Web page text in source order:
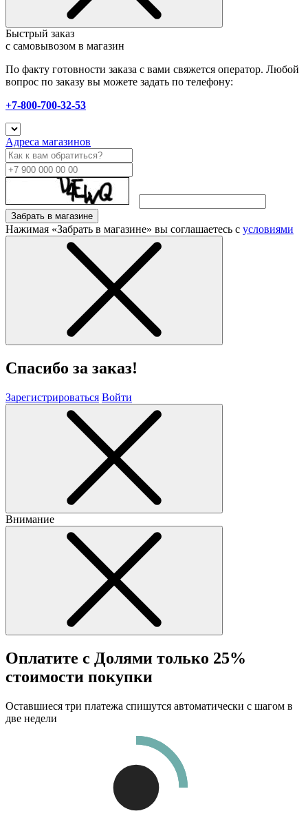
Быстрый заказ
с самовывозом в магазин
По факту готовности заказа с вами свяжется оператор. Любой
вопрос по заказу вы можете задать по телефону:
+7-800-700-32-53
Адреса магазинов
Забрать в магазине
Нажимая «Забрать в магазине» вы соглашаетесь с условиями
Спасибо за заказ!
Зарегистрироваться Войти
Внимание
Оплатите с Долями только 25%
стоимости покупки
Оставшиеся три платежа спишутся автоматически с шагом в
две недели